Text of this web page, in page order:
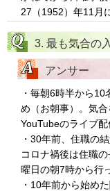
27（1952）年11月
3. 最も気合の
アンサー
・毎朝6時半から
め（お朝事）。気
YouTubeのライブ配
・30年前、住職の
コロナ禍後は住職
曜日の朝7時から行
・10年前から始め